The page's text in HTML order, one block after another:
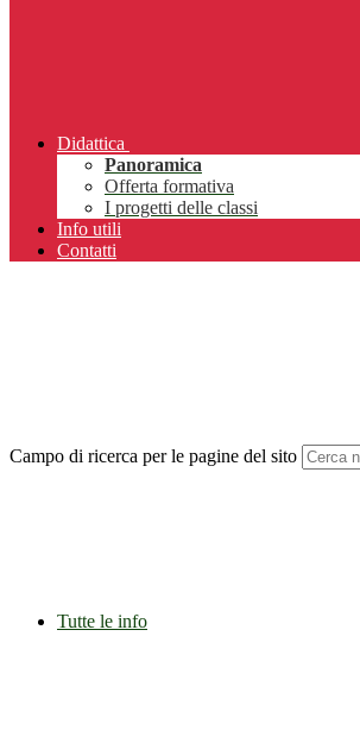
Didattica
Panoramica
Offerta formativa
I progetti delle classi
Info utili
Contatti
Campo di ricerca per le pagine del sito
Tutte le info